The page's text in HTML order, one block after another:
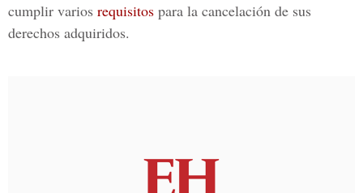
cumplir varios requisitos para la cancelación de sus
derechos adquiridos.